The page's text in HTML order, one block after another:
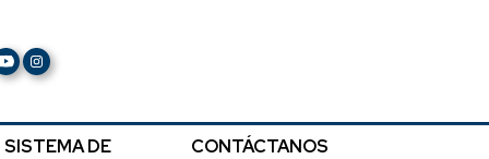
SISTEMA DE
CONTÁCTANOS